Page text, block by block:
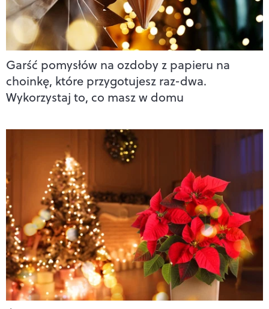
Garść pomysłów na ozdoby z papieru na
choinkę, które przygotujesz raz-dwa.
Wykorzystaj to, co masz w domu